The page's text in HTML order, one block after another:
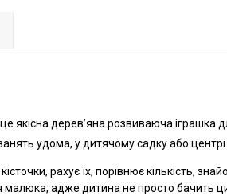
якісна дерев’яна розвиваюча іграшка
удома, у дитячому садку або
рахує їх, порівнює
адже дитина не просто бачить